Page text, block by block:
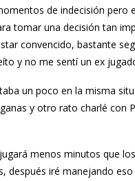
de indecisión
tomar una decisión tan
convencido, bastante
y no me sentí un ex
un poco en la misma
y otro rato charlé con
menos minutos que
después iré manejando